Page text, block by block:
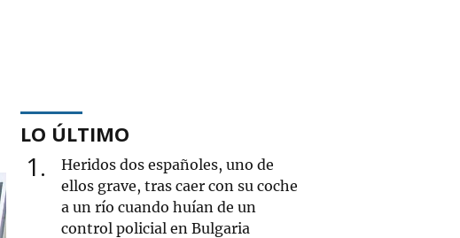
LO ÚLTIMO
1
Heridos dos españoles, uno de
ellos grave, tras caer con su coche
a un río cuando huían de un
control policial en Bulgaria